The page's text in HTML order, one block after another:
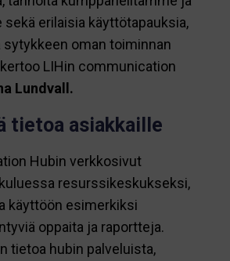
sekä erilaisia käyttötapauksia,
sytykkeen oman toiminnan
LIHin communication
Lundvall.
tietoa asiakkaille
Hubin verkkosivut
resurssikeskukseksi,
käyttöön esimerkiksi
oppaita ja raportteja.
tietoa hubin palveluista,